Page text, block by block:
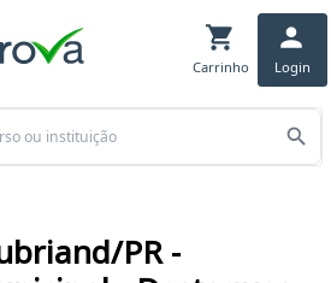
Carrinho Login
PR -